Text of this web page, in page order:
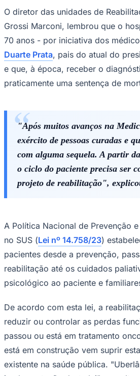
São Paulo
O diretor das unidades de
Grossi Marconi, lembrou que o
70 anos - por iniciativa dos
Duarte Prata, pais do atual do
e que, à época, receber o
praticamente uma sentença de
"Após muitos avanços na
exército de pessoas curadas e
com alguma sequela. A partir
o ciclo do paciente precisa ser
projeto de reabilitação",
A Política Nacional de Prevenção
no SUS (Lei nº 14.758/23)
pacientes desde a prevenção,
reabilitação até os cuidados
psicológico ao paciente e
De acordo com esta lei, a
reduzir ou controlar as perdas
passou ou está em tratamento
está em construção vem suprir
existente na saúde pública.